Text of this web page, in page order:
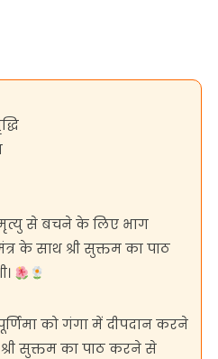
से बचने के लिए भाग
के साथ श्री सुक्तम का पाठ
को गंगा में दीपदान करने
सुक्तम का पाठ करने से